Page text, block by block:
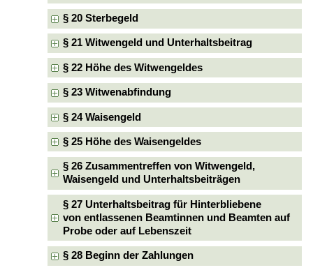
§ 20 Sterbegeld
§ 21 Witwengeld und Unterhaltsbeitrag
§ 22 Höhe des Witwengeldes
§ 23 Witwenabfindung
§ 24 Waisengeld
§ 25 Höhe des Waisengeldes
§ 26 Zusammentreffen von Witwengeld,
Waisengeld und Unterhaltsbeiträgen
§ 27 Unterhaltsbeitrag für Hinterbliebene
von entlassenen Beamtinnen und Beamten auf
Probe oder auf Lebenszeit
§ 28 Beginn der Zahlungen